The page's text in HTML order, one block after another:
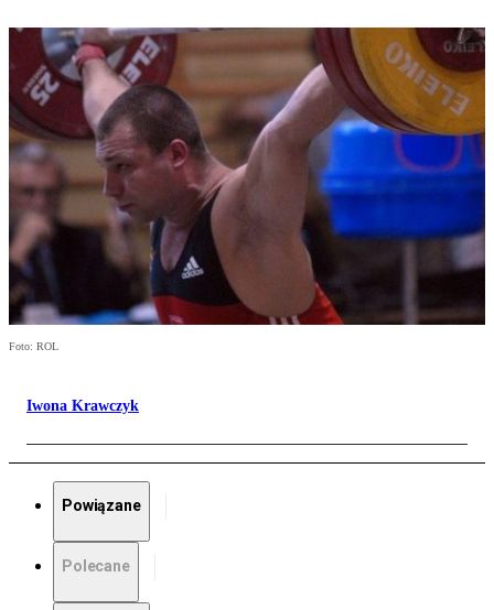
Foto: ROL
Iwona Krawczyk
Powiązane
Polecane